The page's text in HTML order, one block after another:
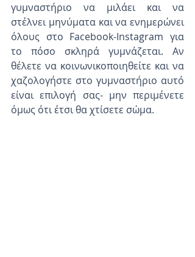
γυμναστήριο να μιλάει και να
στέλνει μηνύματα και να ενημερώνει
όλους στο Facebook-Instagram για
το πόσο σκληρά γυμνάζεται. Αν
θέλετε να κοινωνικοποιηθείτε και να
χαζολογήστε στο γυμναστήριο αυτό
είναι επιλογή σας- μην περιμένετε
όμως ότι έτσι θα χτίσετε σώμα.